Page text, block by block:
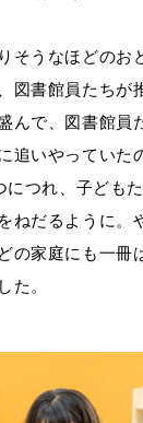
そうなほどのお
図書館員たちが
んで、図書館員
追いやっていた
につれ、子ども
ねだるように。
の家庭にも一冊
た。